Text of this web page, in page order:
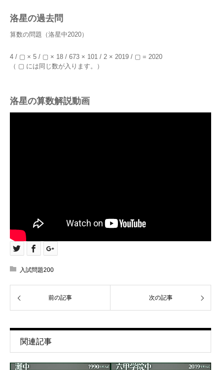
洛星の過去問
算数の問題（洛星中2020）
4 / ▢ × 5 / ▢ × 18 / 673 × 101 / 2 × 2019 / ▢ = 2020
（ ▢ には同じ数が入ります。）
洛星の算数解説動画
入試問題200
前の記事 次の記事
関連記事